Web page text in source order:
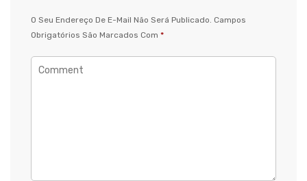
O Seu Endereço De E-Mail Não Será Publicado. Campos
Obrigatórios São Marcados Com *